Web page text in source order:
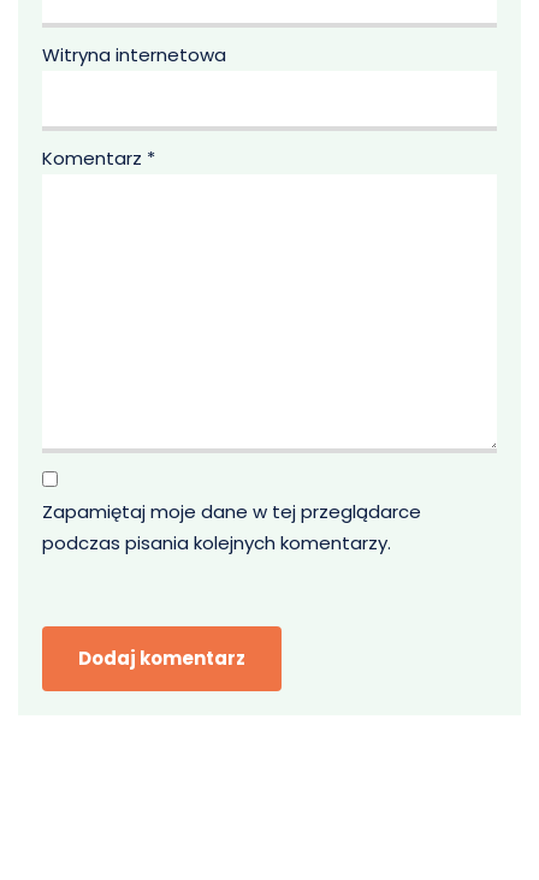
Witryna internetowa
Komentarz *
Zapamiętaj moje dane w tej przeglądarce
podczas pisania kolejnych komentarzy.